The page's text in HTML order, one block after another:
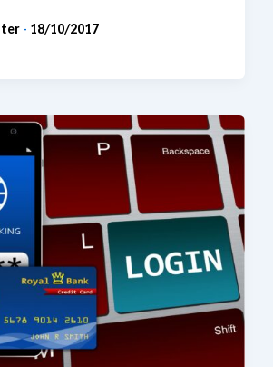
- 18/10/2017